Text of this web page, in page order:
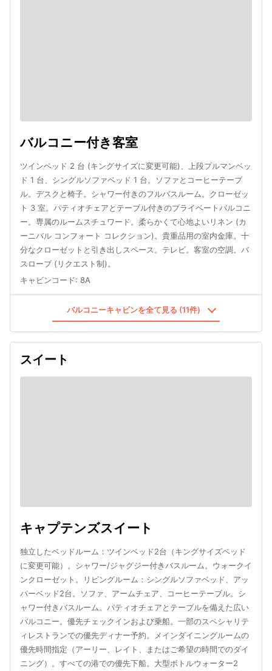
バルコニー付き客室
ツインベッド 2 台 (キングサイズに変更可能)、上段プルマンベッ
ド 1 台、シングルソファベッド 1 台。ソファとコーヒーテーブ
ル。デスクと椅子。シャワー付きのフルバスルーム。クローゼッ
ト 3 室。パティオチェアとテーブル付きのプライベートバルコニ
ー。専属のルームスチュワード。柔らかくて心地よいリネン (カ
ーニバル コンフォート コレクション)。貴重品用の室内金庫。十
分なクローゼットと引き出しスペース。テレビ。客室の空調。バ
スローブ (リクエスト制)。
キャビンコード: 8A
バルコニーキャビンを全て見る (11件)
スイート
キャプテンズスイート
独立したベッドルーム：ツインベッド2台（キングサイズベッド
に変更可能）。シャワー/ジャグジー付きバスルーム。ウォークイ
ンクローゼット。リビングルーム：シングルソファベッド、アッ
パーベッド2台。ソファ、アームチェア、コーヒーテーブル。シ
ャワー付きバスルーム。パティオチェアとテーブルを備えた広い
バルコニー。優先チェックインおよび乗船。一部のスペシャリテ
ィレストランでの優先ディナー予約。メインダイニングルームの
優先時間指定（アーリー、レイト、またはご希望の時間でのダイ
ニング）。すべての港での優先下船。大型ボトルウォーター2